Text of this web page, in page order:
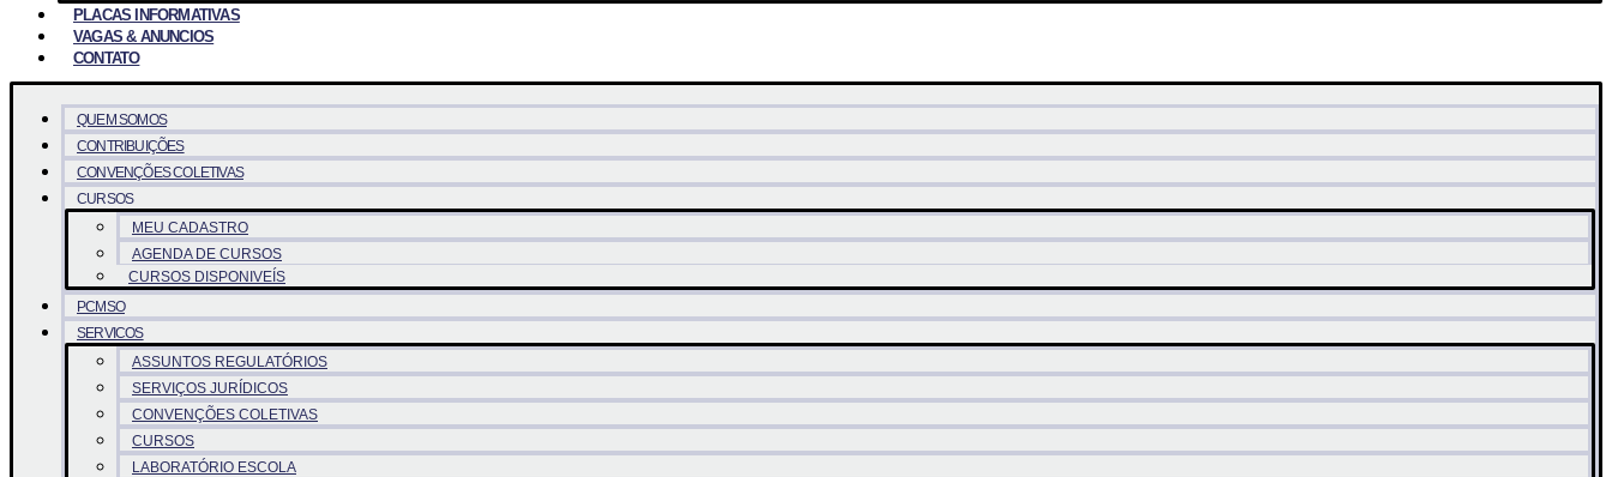
PLACAS INFORMATIVAS
VAGAS & ANUNCIOS
CONTATO
QUEM SOMOS
CONTRIBUIÇÕES
CONVENÇÕES COLETIVAS
CURSOS
MEU CADASTRO
AGENDA DE CURSOS
CURSOS DISPONIVEÍS
PCMSO
SERVICOS
ASSUNTOS REGULATÓRIOS
SERVIÇOS JURÍDICOS
CONVENÇÕES COLETIVAS
CURSOS
LABORATÓRIO ESCOLA